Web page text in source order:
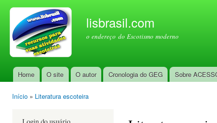
lisbrasil.com
o endereço do Escotismo moderno
Menu principal
Home O site O autor Cronologia do GEG Sobre
Início » Literatura escoteira
Login do usuário